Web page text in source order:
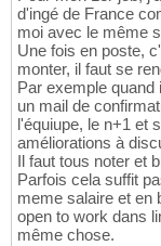
d'ingé de France
moi avec le même
Une fois en poste,
monter, il faut se
Par exemple quand
un mail de
l'équiupe, le n+1 et
améliorations à
Il faut tous noter et
Parfois cela suffit
meme salaire et en
open to work dans
même chose.